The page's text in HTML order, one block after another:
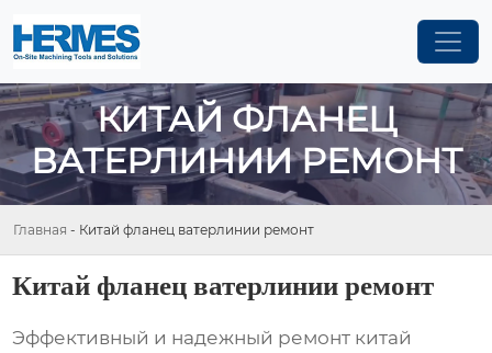
КИТАЙ ФЛАНЕЦ
ВАТЕРЛИНИИ РЕМОНТ
Главная - Китай фланец ватерлинии ремонт
Китай фланец ватерлинии ремонт
Эффективный и надежный ремонт китай